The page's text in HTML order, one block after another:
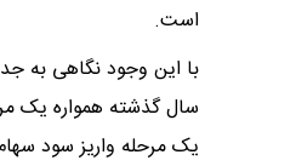
است.
یک مرحله واریز سود